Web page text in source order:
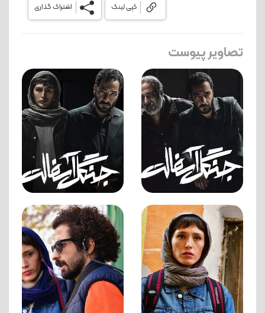
اشتراک گذاری کپی لینک
تصاویر پیوست